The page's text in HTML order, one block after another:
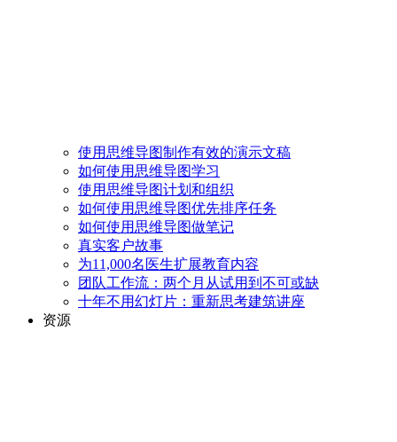
使用思维导图制作有效的演示文稿
如何使用思维导图学习
使用思维导图计划和组织
如何使用思维导图优先排序任务
如何使用思维导图做笔记
真实客户故事
为11,000名医生扩展教育内容
团队工作流：两个月从试用到不可或缺
十年不用幻灯片：重新思考建筑讲座
资源